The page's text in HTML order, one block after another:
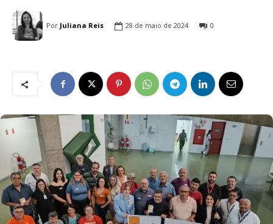
Por Juliana Reis 28 de maio de 2024 0